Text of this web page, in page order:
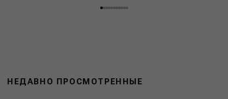
НЕДАВНО ПРОСМОТРЕННЫЕ